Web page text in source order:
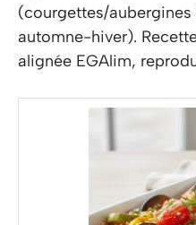
(courgettes/
automne-hiver).
alignée EGAlim,